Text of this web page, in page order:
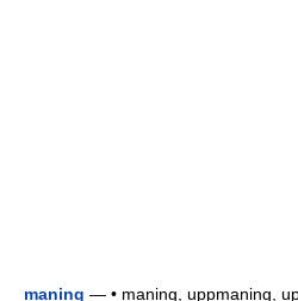
maning — • maning, uppmaning,